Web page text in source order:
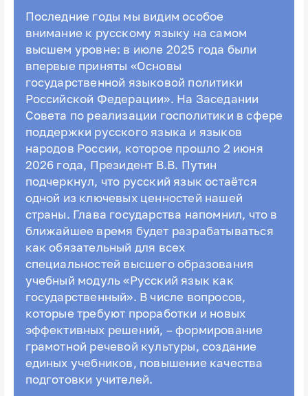
Последние годы мы видим особое
внимание к русскому языку на самом
высшем уровне: в июле 2025 года были
впервые приняты «Основы
государственной языковой политики
Российской Федерации». На Заседании
Совета по реализации госполитики в сфере
поддержки русского языка и языков
народов России, которое прошло 2 июня
2026 года, Президент В.В. Путин
подчеркнул, что русский язык остаётся
одной из ключевых ценностей нашей
страны. Глава государства напомнил, что в
ближайшее время будет разрабатываться
как обязательный для всех
специальностей высшего образования
учебный модуль «Русский язык как
государственный». В числе вопросов,
которые требуют проработки и новых
эффективных решений, – формирование
грамотной речевой культуры, создание
единых учебников, повышение качества
подготовки учителей.